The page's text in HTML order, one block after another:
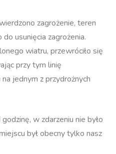
zagrożenie, teren
usunięcia zagrożenia.
wiatru, przewróciło się
przy tym linię
jednym z przydrożnych
w zdarzeniu nie było
był obecny tylko nasz